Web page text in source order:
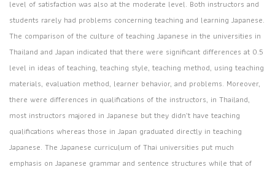
level of satisfaction was also at the moderate level. Both instructors and
students rarely had problems concerning teaching and learning Japanese.
The comparison of the culture of teaching Japanese in the universities in
Thailand and Japan indicated that there were significant differences at 0.5
level in ideas of teaching, teaching style, teaching method, using teaching
materials, evaluation method, learner behavior, and problems. Moreover,
there were differences in qualifications of the instructors, in Thailand,
most instructors majored in Japanese but they didn’t have teaching
qualifications whereas those in Japan graduated directly in teaching
Japanese. The Japanese curriculum of Thai universities put much
emphasis on Japanese grammar and sentence structures while that of